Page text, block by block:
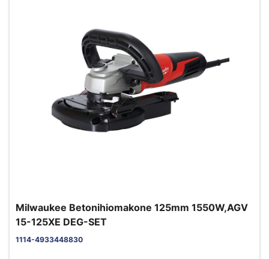
Milwaukee Betonihiomakone 125mm 1550W,AGV
15-125XE DEG-SET
1114-4933448830